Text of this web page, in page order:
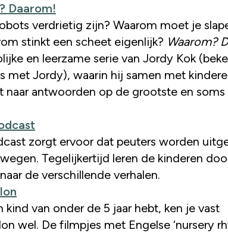
Daarom!
verdrietig zijn? Waarom moet je
stinkt een scheet eigenlijk? Waarom?
en leerzame serie van Jordy Kok
met Jordy), waarin hij samen met
naar antwoorden op de grootste en soms
zorgt ervoor dat peuters worden
Tegelijkertijd leren de kinderen
de verschillende verhalen.
kind van onder de 5 jaar hebt, ken je vast
wel. De filmpjes met Engelse ‘nursery